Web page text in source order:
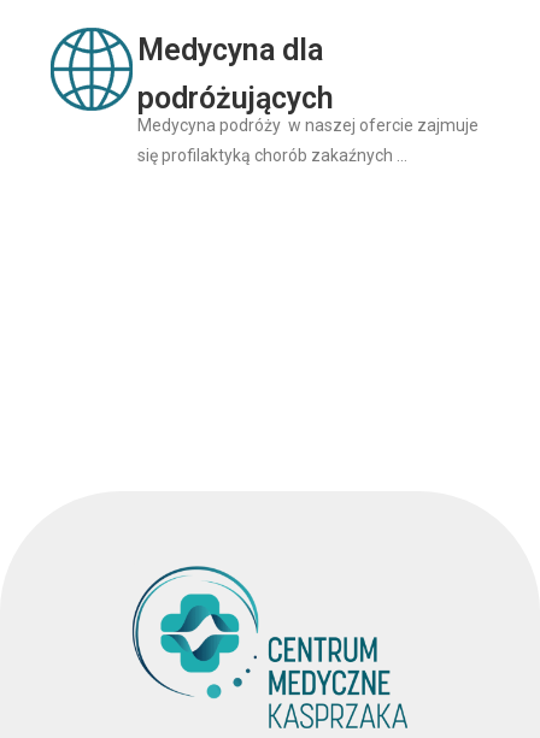
Medycyna dla
podróżujących
Medycyna podróży w naszej ofercie zajmuje
się profilaktyką chorób zakaźnych …